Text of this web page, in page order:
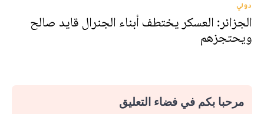
دولي
الجزائر: العسكر يختطف أبناء الجنرال قايد صالح
ويحتجزهم
مرحبا بكم في فضاء التعليق